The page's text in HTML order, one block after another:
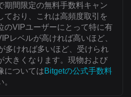
期間限定の無料手数料キャン
ており、これは高頻度取引を
のVIPユーザーにとって特に有
レベルが高ければ高いほど、
多ければ多いほど、受けられ
大きくなります。現物および
についてはBitgetの公式手数料